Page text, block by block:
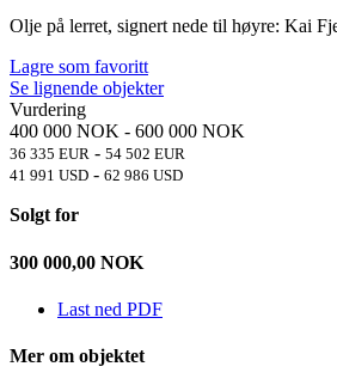
Olje på lerret, signert nede til høyre: Kai
Lagre som favoritt
Se lignende objekter
Vurdering
400 000 NOK - 600 000 NOK
36 335 EUR - 54 502 EUR
41 991 USD - 62 986 USD
Solgt for
300 000,00 NOK
Last ned PDF
Mer om objektet